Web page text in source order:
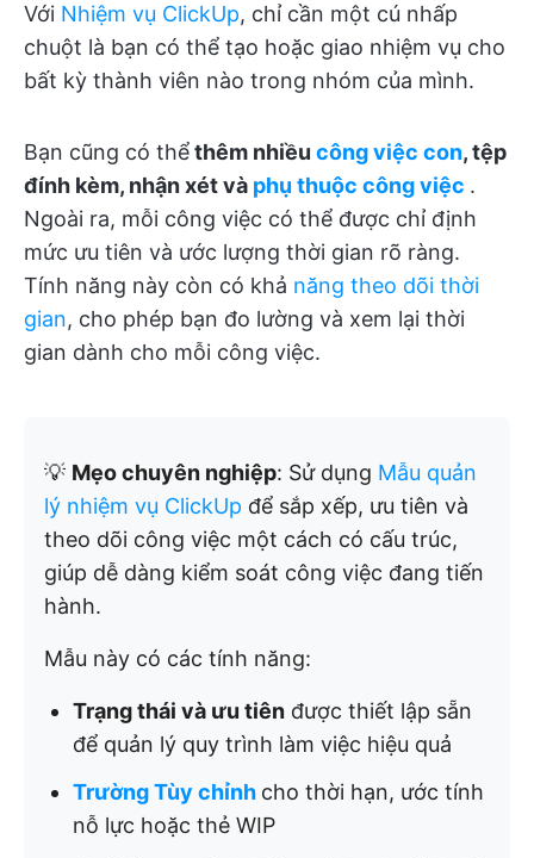
Với Nhiệm vụ ClickUp, chỉ cần một cú nhấp
chuột là bạn có thể tạo hoặc giao nhiệm vụ cho
bất kỳ thành viên nào trong nhóm của mình.
Bạn cũng có thểthêm nhiều công việc con, tệp
đính kèm, nhận xét và phụ thuộc công việc .
Ngoài ra, mỗi công việc có thể được chỉ định
mức ưu tiên và ước lượng thời gian rõ ràng.
Tính năng này còn có khả năng theo dõi thời
gian, cho phép bạn đo lường và xem lại thời
gian dành cho mỗi công việc.
💡 Mẹo chuyên nghiệp: Sử dụng Mẫu quản
lý nhiệm vụ ClickUp để sắp xếp, ưu tiên và
theo dõi công việc một cách có cấu trúc,
giúp dễ dàng kiểm soát công việc đang tiến
hành.
Mẫu này có các tính năng:
Trạng thái và ưu tiên được thiết lập sẵn
để quản lý quy trình làm việc hiệu quả
Trường Tùy chỉnh cho thời hạn, ước tính
nỗ lực hoặc thẻ WIP